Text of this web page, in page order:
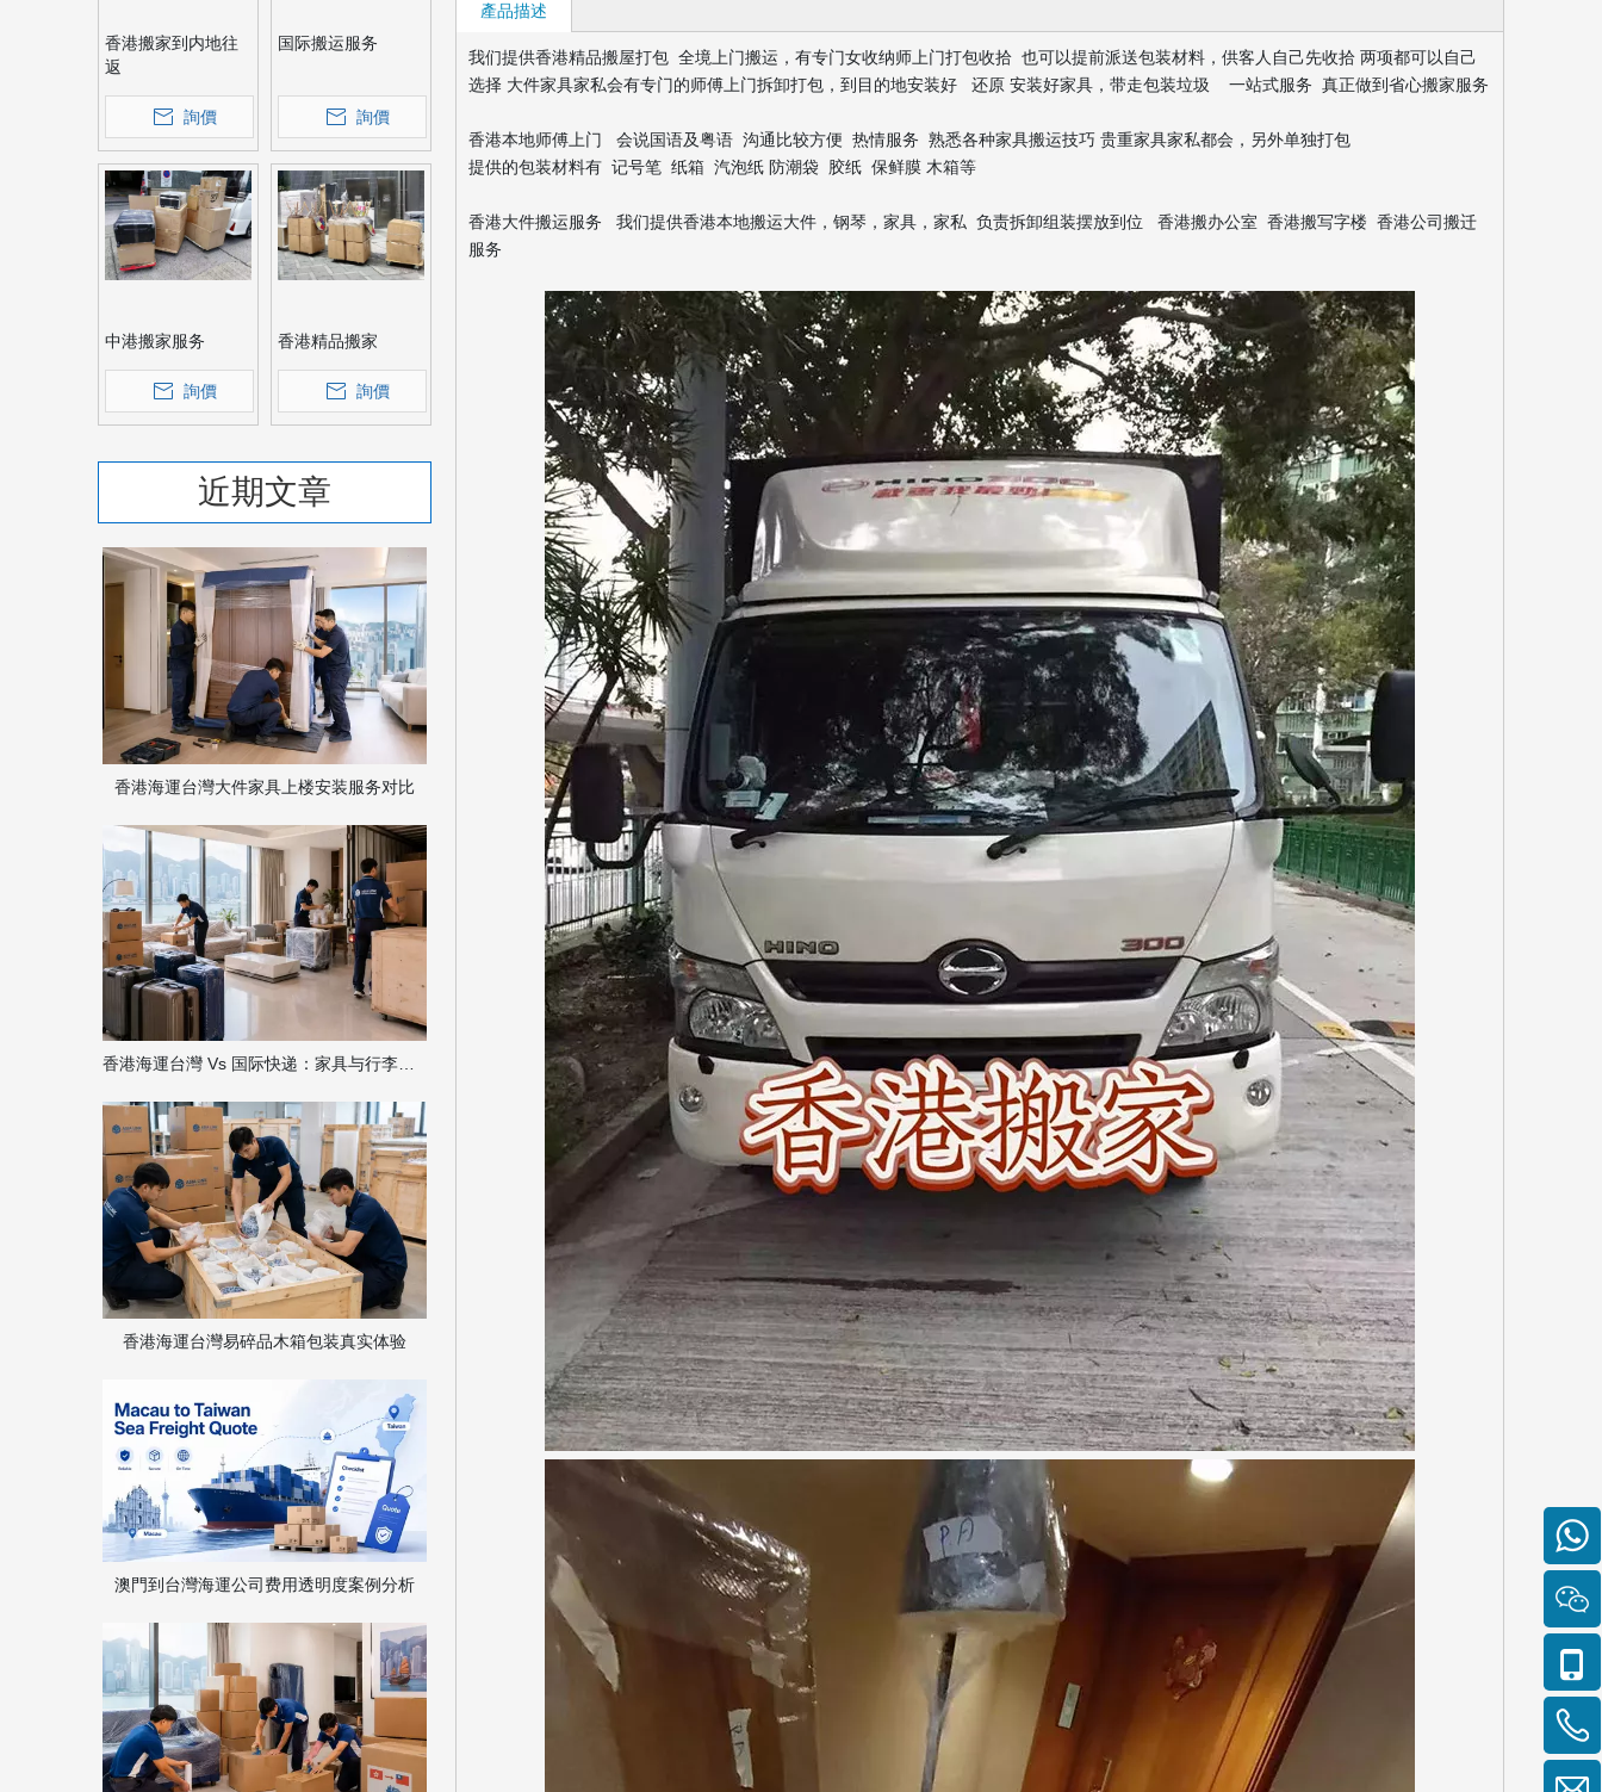
香港搬家到内地往
返
詢價
国际搬运服务
詢價
中港搬家服务
詢價
香港精品搬家
詢價
近期文章
香港海運台灣大件家具上楼安装服务对比
香港海運台灣易碎品木箱包装真实体验
澳門到台灣海運公司费用透明度案例分析
產品描述
我们提供香港精品搬屋打包 全境上门搬运，有专门女收纳师上门打包收拾 也可以提前派送包装材料，供客人自己先收拾 两项都可以自己
选择 大件家具家私会有专门的师傅上门拆卸打包，到目的地安装好 还原 安装好家具，带走包装垃圾 一站式服务 真正做到省心搬家服务
香港本地师傅上门 会说国语及粤语 沟通比较方便 热情服务 熟悉各种家具搬运技巧 贵重家具家私都会，另外单独打包
提供的包装材料有 记号笔 纸箱 汽泡纸 防潮袋 胶纸 保鲜膜 木箱等
香港大件搬运服务 我们提供香港本地搬运大件，钢琴，家具，家私 负责拆卸组装摆放到位 香港搬办公室 香港搬写字楼 香港公司搬迁
服务